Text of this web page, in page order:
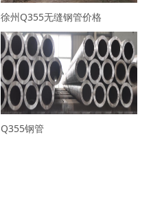
徐州Q355无缝钢管价格
Q355钢管